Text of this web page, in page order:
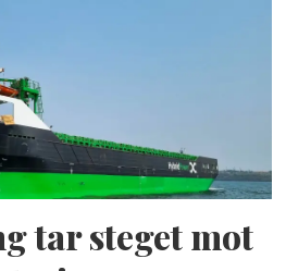
tar steget mot